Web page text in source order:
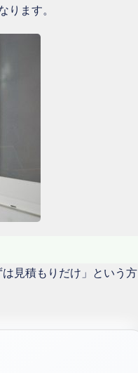
ります。
見積もりだけ」という方